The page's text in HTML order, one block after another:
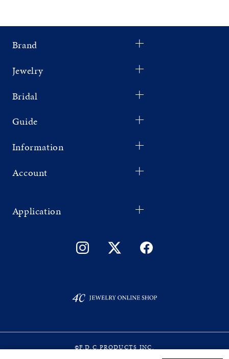
Brand
Jewelry
Bridal
Guide
Information
Account
Application
©F.D.C.PRODUCTS INC.